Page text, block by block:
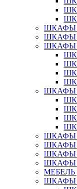
ШКАФЫ
ШКАФЫ
ШКАФЫ
ШКАФЫ
ШКАФЫ
ШКАФЫ
ШКАФЫ
ШКАФЫ
ШКАФЫ